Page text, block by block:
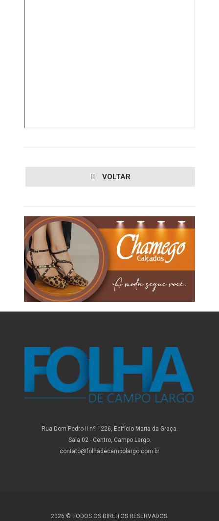
VOLTAR
Rua Dom Pedro II nº 1226, Edifício Maria da Graça.
Sala 02 - Centro, Campo Largo.
contato@folhadecampolargo.com.br
2026 © TODOS OS DIREITOS RESERVADOS.